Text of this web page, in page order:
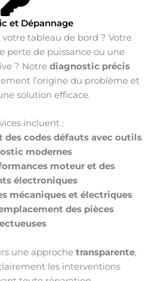
et Dépannage
votre tableau de bord ? Votre
perte de puissance ou une
? Notre diagnostic précis
l’origine du problème et
solution efficace.
incluent :
des codes défauts avec outils
modernes
moteur et des
électroniques
mécaniques et électriques
des pièces
une approche transparente,
les interventions